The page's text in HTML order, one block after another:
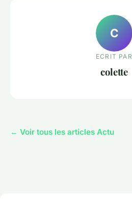
C
ECRIT PAR
colette
← Voir tous les articles Actu